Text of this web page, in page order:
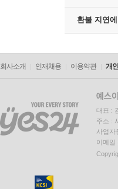
환불 지연
회사소개 인재채용 이용약관 개
대표 :
주소 :
사업자
이메일